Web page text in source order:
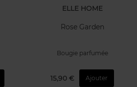
ELLE HOME
Rose Garden
Bougie parfumée
15,90 € Ajouter